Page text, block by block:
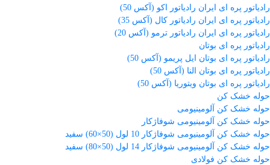
رادیاتور پره ای ایران رادیاتور اکو (آکس 50)
رادیاتور پره ای ایران رادیاتور کال (آکس 35)
رادیاتور پره ای ایران رادیاتور ترمو (آکس 20)
رادیاتور پره ای بوتان
رادیاتور پره ای بوتان ایل پریمو (آکس 50)
رادیاتور پره ای بوتان النا (آکس 50)
رادیاتور پره ای بوتان ویتوریا (آکس 50)
حوله خشک کن
حوله خشک کن آلومینیومی
حوله خشک کن آلومینیومی شوفاژکار
حوله خشک کن آلومینیومی شوفاژکار 10 لول (50×60) سفید
حوله خشک کن آلومینیومی شوفاژکار 14 لول (50×80) سفید
حوله خشک کن فولادی